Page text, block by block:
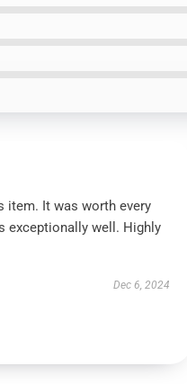
item. It was worth every
exceptionally well. Highly
Dec 6, 2024